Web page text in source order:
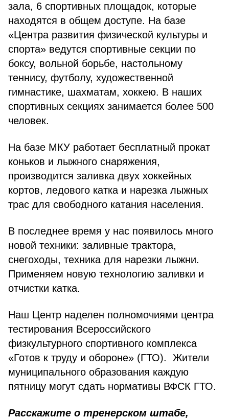
зала, 6 спортивных площадок, которые
находятся в общем доступе. На базе
«Центра развития физической культуры и
спорта» ведутся спортивные секции по
боксу, вольной борьбе, настольному
теннису, футболу, художественной
гимнастике, шахматам, хоккею. В наших
спортивных секциях занимается более 500
человек.
На базе МКУ работает бесплатный прокат
коньков и лыжного снаряжения,
производится заливка двух хоккейных
кортов, ледового катка и нарезка лыжных
трас для свободного катания населения.
В последнее время у нас появилось много
новой техники: заливные трактора,
снегоходы, техника для нарезки лыжни.
Применяем новую технологию заливки и
отчистки катка.
Наш Центр наделен полномочиями центра
тестирования Всероссийского
физкультурного спортивного комплекса
«Готов к труду и обороне» (ГТО). Жители
муниципального образования каждую
пятницу могут сдать нормативы ВФСК ГТО.
Расскажите о тренерском штабе,